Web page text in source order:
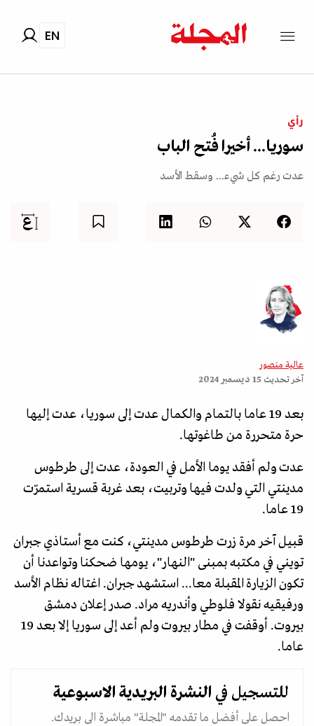
EN
رأي
سوريا... أخيرا فُتح الباب
عدت رغم كل شيء... وسقط الأسد
عالية منصور
آخر تحديث 15 ديسمبر 2024
بعد 19 عاما بالتمام والكمال عدت إلى سوريا، عدت إليها
حرة متحررة من طاغوتها.
عدت ولم أفقد يوما الأمل في العودة، عدت إلى طرطوس
مدينتي التي ولدت فيها وتربيت، بعد غربة قسرية استمرّت
19 عاما.
قبيل آخر مرة زرت طرطوس مدينتي، كنت مع أستاذي جبران
تويني في مكتبه بمبنى "النهار"، يومها ضحكنا وتواعدنا أن
تكون الزيارة المقبلة معا... استشهد جبران. اغتاله نظام الأسد
ورفيقيه نقولا فلوطي وأندريه مراد. صدر إعلان دمشق
بيروت. أوقفت في مطار بيروت ولم أعد إلى سوريا إلا بعد 19
عاما.
للتسجيل في النشرة البريدية الاسبوعية
احصل على أفضل ما تقدمه "المجلة" مباشرة الى بريدك.